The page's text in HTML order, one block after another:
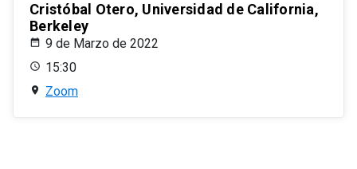
Cristóbal Otero, Universidad de California,
Berkeley
9 de Marzo de 2022
15:30
Zoom